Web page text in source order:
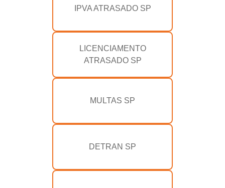
IPVA ATRASADO SP
LICENCIAMENTO
ATRASADO SP
MULTAS SP
DETRAN SP